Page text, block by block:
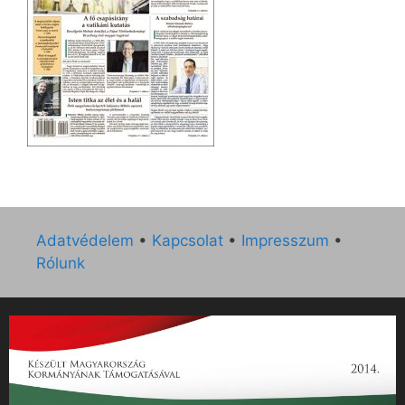
Adatvédelem • Kapcsolat • Impresszum •
Rólunk